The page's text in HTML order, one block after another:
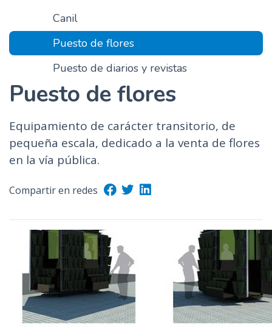
Canil
Puesto de flores
Puesto de diarios y revistas
Puesto de flores
Equipamiento de carácter transitorio, de
pequeña escala, dedicado a la venta de flores
en la vía pública.
Compartir en redes